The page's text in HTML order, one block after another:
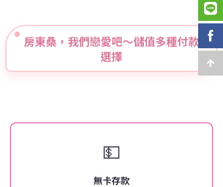
房東桑，我們戀愛吧～儲值多種付款
選擇
💵
無卡存款